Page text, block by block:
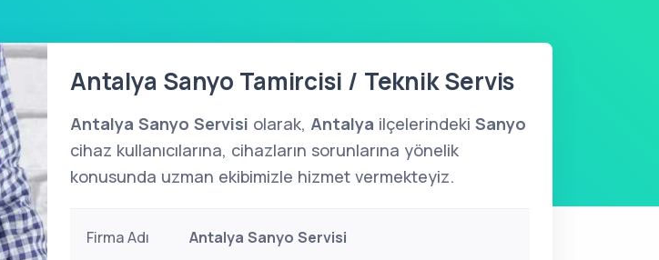
Antalya Sanyo Tamircisi / Teknik Servis
Antalya Sanyo Servisi olarak, Antalya ilçelerindeki Sanyo
cihaz kullanıcılarına, cihazların sorunlarına yönelik
konusunda uzman ekibimizle hizmet vermekteyiz.
Firma Adı Antalya Sanyo Servisi